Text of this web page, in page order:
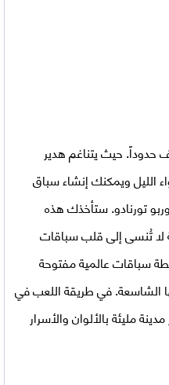
حدوداً. حيث يتناغم هدير
الليل ويمكنك إنشاء سباق
تورنادو. ستأخذك هذه
لا تُنسى إلى قلب سباقات
سباقات عالمية مفتوحة
في طريقة اللعب في
مليئة بالألوان والأسرار